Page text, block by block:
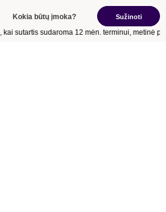
Sužinoti
Kokia būtų įmoka?
sutartis sudaroma12 mėn.terminui, metinė